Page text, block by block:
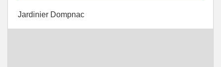
Jardinier Dompnac